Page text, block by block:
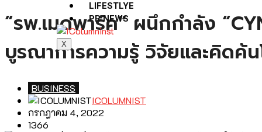
LIFESTLYE
PR NEWS
X
“รพ.เมดพาร์ค” ผนึกกำลัง
บูรณาการความรู้ วิจัยและคิดค้น
BUSINESS
ICOLUMNIST
กรกฎาคม 4, 2022
1366